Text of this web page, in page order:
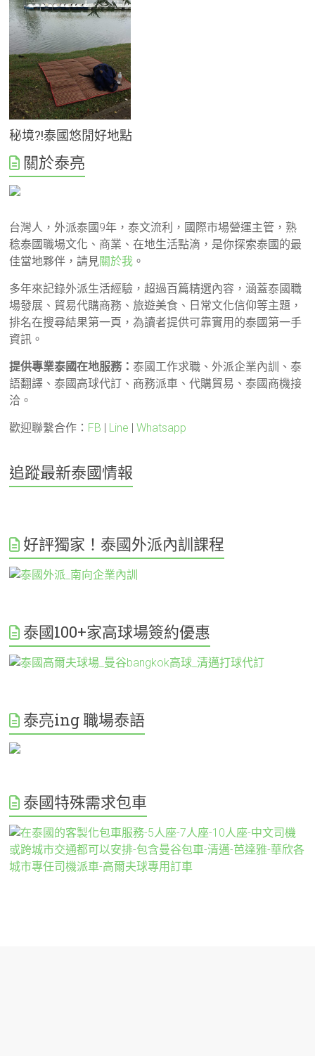
秘境?!泰國悠閒好地點
關於泰亮
台灣人，外派泰國9年，泰文流利，國際市場營運主管，熟
稔泰國職場文化、商業、在地生活點滴，是你探索泰國的最
佳當地夥伴，請見關於我 。
多年來記錄外派生活經驗，超過百篇精選內容，涵蓋泰國職
場發展、貿易代購商務、旅遊美食、日常文化信仰等主題，
排名在搜尋結果第一頁，為讀者提供可靠實用的泰國第一手
資訊。
提供專業泰國在地服務：泰國工作求職、外派企業內訓、泰
語翻譯、泰國高球代訂、商務派車、代購貿易、泰國商機接
洽。
歡迎聯繫合作： FB Line |Whatsapp
追蹤最新泰國情報
好評獨家！泰國外派內訓課程
泰國100+家高球場簽約優惠
泰亮ing 職場泰語
泰國特殊需求包車